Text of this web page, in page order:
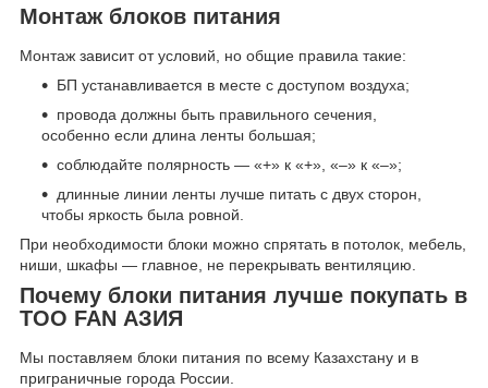
Монтаж блоков питания
Монтаж зависит от условий, но общие правила такие:
БП устанавливается в месте с доступом воздуха;
провода должны быть правильного сечения,
особенно если длина ленты большая;
соблюдайте полярность — «+» к «+», «–» к «–»;
длинные линии ленты лучше питать с двух сторон,
чтобы яркость была ровной.
При необходимости блоки можно спрятать в потолок, мебель,
ниши, шкафы — главное, не перекрывать вентиляцию.
Почему блоки питания лучше покупать в
ТОО FAN АЗИЯ
Мы поставляем блоки питания по всему Казахстану и в
приграничные города России.